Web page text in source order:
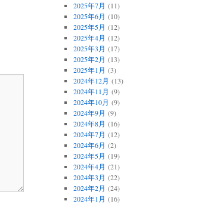
2025年7月 (11)
2025年6月 (10)
2025年5月 (12)
2025年4月 (12)
2025年3月 (17)
2025年2月 (13)
2025年1月 (3)
2024年12月 (13)
2024年11月 (9)
2024年10月 (9)
2024年9月 (9)
2024年8月 (16)
2024年7月 (12)
2024年6月 (2)
2024年5月 (19)
2024年4月 (21)
2024年3月 (22)
2024年2月 (24)
2024年1月 (16)